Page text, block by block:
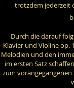
trotzdem jederzeit
Durch die darauf
Klavier und Violine op.
Melodien und den
im ersten Satz
zum